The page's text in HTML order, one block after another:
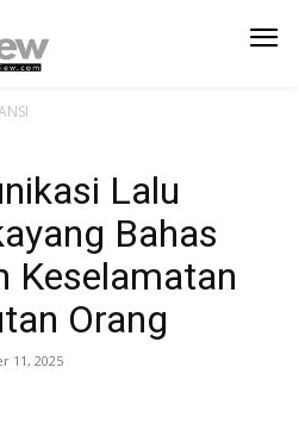
Lalu
Bahas
Keselamatan
Orang
11, 2025